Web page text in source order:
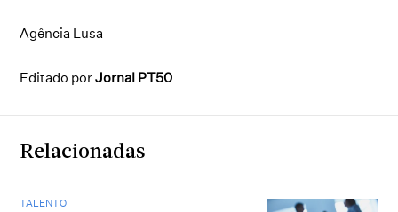
Agência Lusa
Editado porJornal PT50
Relacionadas
TALENTO